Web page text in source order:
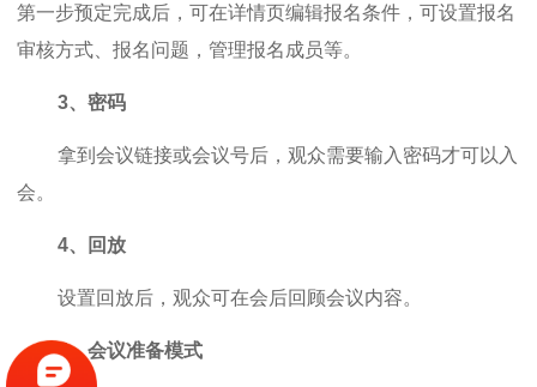
第一步预定完成后，可在详情页编辑报名条件，可设置报名
审核方式、报名问题，管理报名成员等。
3、密码
拿到会议链接或会议号后，观众需要输入密码才可以入
会。
4、回放
设置回放后，观众可在会后回顾会议内容。
5、会议准备模式